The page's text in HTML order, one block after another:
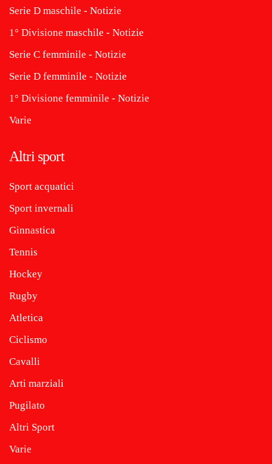
Serie D maschile - Notizie
1° Divisione maschile - Notizie
Serie C femminile - Notizie
Serie D femminile - Notizie
1° Divisione femminile - Notizie
Varie
Altri sport
Sport acquatici
Sport invernali
Ginnastica
Tennis
Hockey
Rugby
Atletica
Ciclismo
Cavalli
Arti marziali
Pugilato
Altri Sport
Varie